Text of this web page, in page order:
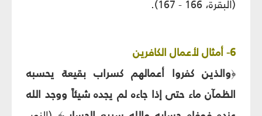
(البقرة، 166 - 167).
6- أمثال لأعمال الكافرين
﴿والذين كفروا أعمالهم كسراب بقيعة يحسبه
الظمآن ماء حتى إذا جاءه لم يجده شيئاً ووجد الله